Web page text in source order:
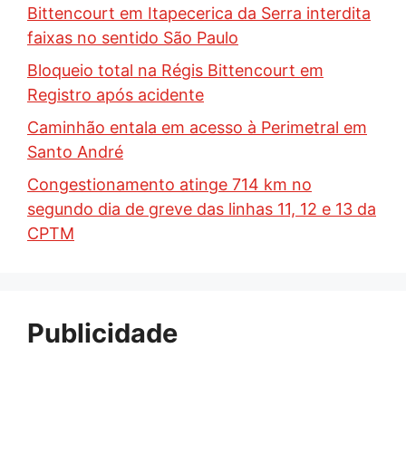
Bittencourt em Itapecerica da Serra interdita
faixas no sentido São Paulo
Bloqueio total na Régis Bittencourt em
Registro após acidente
Caminhão entala em acesso à Perimetral em
Santo André
Congestionamento atinge 714 km no
segundo dia de greve das linhas 11, 12 e 13 da
CPTM
Publicidade